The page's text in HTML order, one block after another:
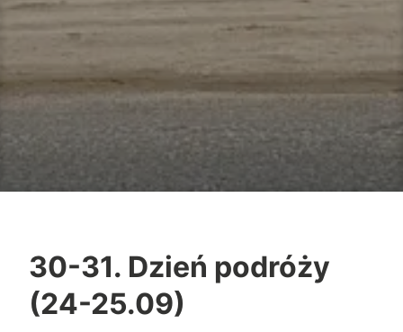
30-31. Dzień podróży
(24-25.09)